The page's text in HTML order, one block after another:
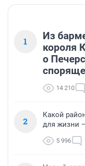
1
Из
короля
о
14 210
2
Какой
для жизни
5 996